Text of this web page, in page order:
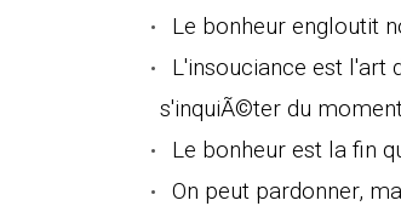
Le bonheur engloutit
L'insouciance est l'art
s'inquiÃ©ter du
Le bonheur est la fin
On peut pardonner,